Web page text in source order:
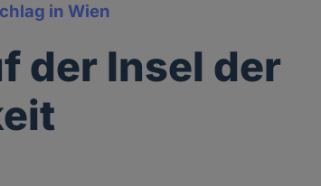
in Wien
der Insel der